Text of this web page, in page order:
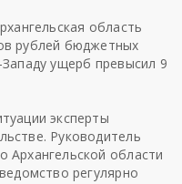
область
рублей бюджетных
ущерб превысил 9
эксперты
Руководитель
Архангельской области
регулярно